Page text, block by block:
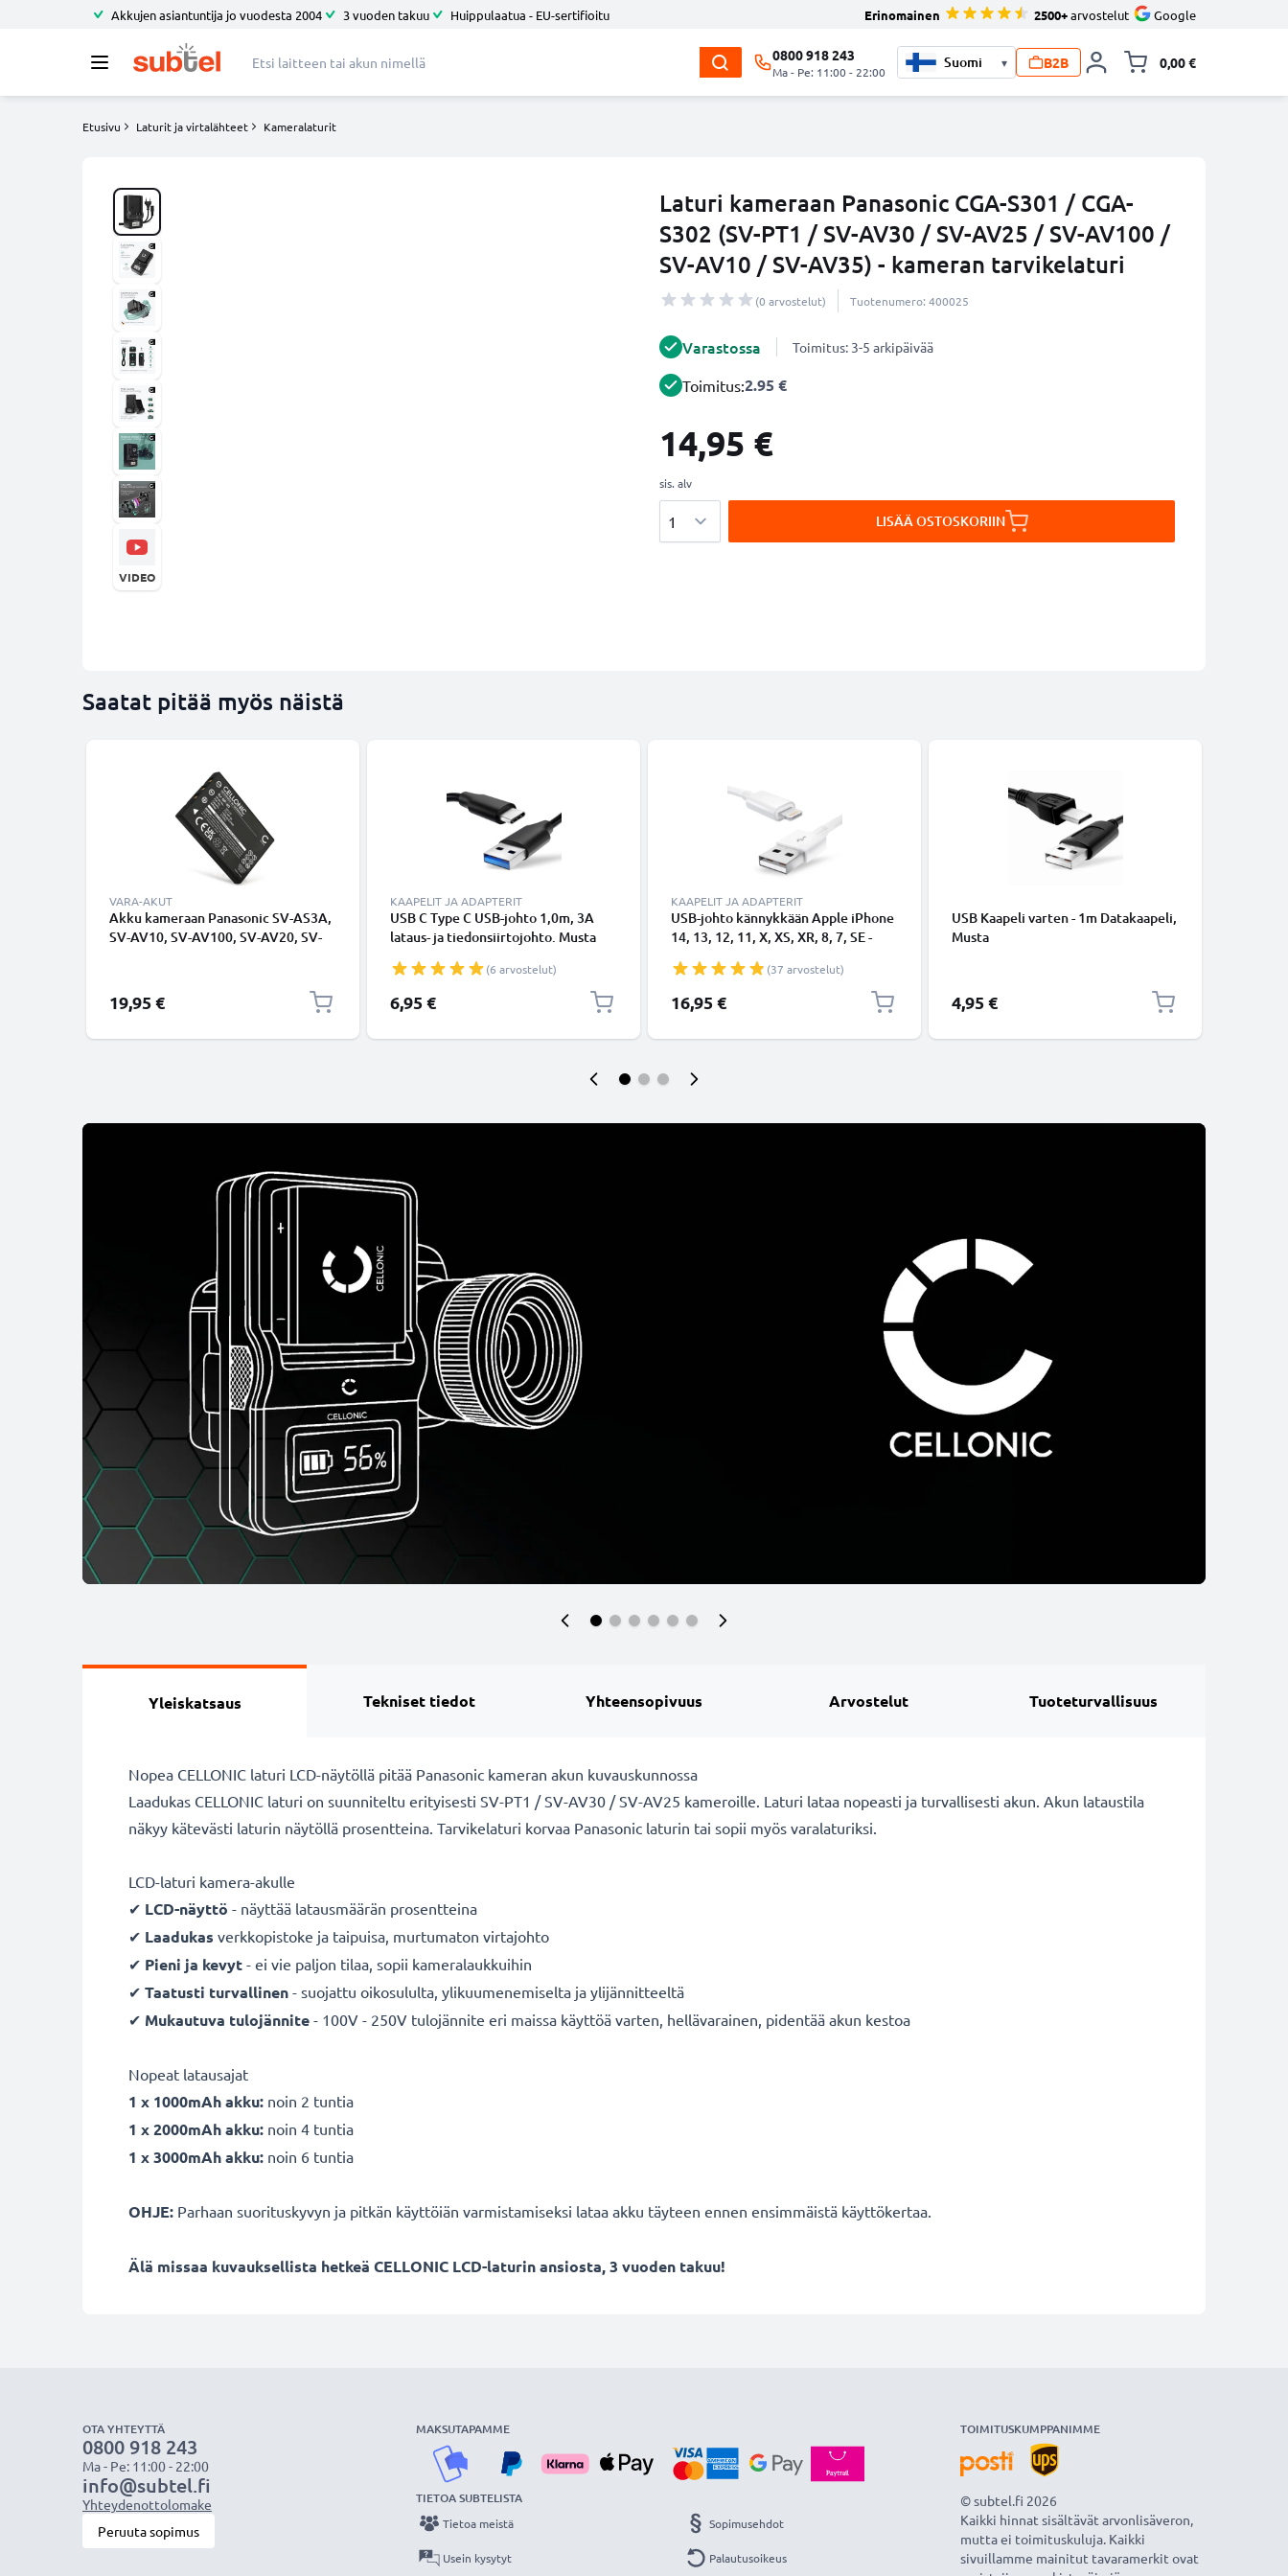
Akkujen asiantuntija jo vuodesta 2004 3 vuoden takuu Huippulaatua - EU-sertifioitu Erinomainen 2500+arvostelut Google
0800 918 243
Ma - Pe: 11:00 - 22:00
▾ B2B 0,00 €
Etusivu Laturit ja virtalähteet Kameralaturit
Laturi kameraan Panasonic CGA-S301 / CGA-
S302 (SV-PT1 / SV-AV30 / SV-AV25 / SV-AV100 /
SV-AV10 / SV-AV35) - kameran tarvikelaturi
(0 arvostelut) Tuotenumero: 400025
VIDEO
Varastossa Toimitus: 3-5 arkipäivää
Toimitus:2.95 €
14,95 €
sis. alv
LISÄÄ OSTOSKORIIN
Saatat pitää myös näistä
VARA-AKUT
Akku kameraan Panasonic SV-AS3A,
SV-AV10, SV-AV100, SV-AV20, SV-
tuotemerkiltä CELLONIC
19,95 €
KAAPELIT JA ADAPTERIT
USB C Type C USB-johto 1,0m, 3A
lataus- ja tiedonsiirtojohto. Musta
USB-kaapeli
(6 arvostelut)
6,95 €
KAAPELIT JA ADAPTERIT
USB-johto kännykkään Apple iPhone
14, 13, 12, 11, X, XS, XR, 8, 7, SE -
Valkoinen datakaapeli(37 arvostelut)
16,95 €
USB Kaapeli varten - 1m Datakaapeli,
Musta
4,95 €
Yleiskatsaus Tekniset tiedot Yhteensopivuus Arvostelut Tuoteturvallisuus
Nopea CELLONIC laturi LCD-näytöllä pitää Panasonic kameran akun kuvauskunnossa
Laadukas CELLONIC laturi on suunniteltu erityisesti SV-PT1 / SV-AV30 / SV-AV25 kameroille. Laturi lataa nopeasti ja turvallisesti akun. Akun lataustila
näkyy kätevästi laturin näytöllä prosentteina. Tarvikelaturi korvaa Panasonic laturin tai sopii myös varalaturiksi.
LCD-laturi kamera-akulle
✔ LCD-näyttö - näyttää latausmäärän prosentteina
✔ Laadukas verkkopistoke ja taipuisa, murtumaton virtajohto
✔ Pieni ja kevyt - ei vie paljon tilaa, sopii kameralaukkuihin
✔ Taatusti turvallinen - suojattu oikosululta, ylikuumenemiselta ja ylijännitteeltä
✔ Mukautuva tulojännite - 100V - 250V tulojännite eri maissa käyttöä varten, hellävarainen, pidentää akun kestoa
Nopeat latausajat
1 x 1000mAh akku: noin 2 tuntia
1 x 2000mAh akku: noin 4 tuntia
1 x 3000mAh akku: noin 6 tuntia
OHJE: Parhaan suorituskyvyn ja pitkän käyttöiän varmistamiseksi lataa akku täyteen ennen ensimmäistä käyttökertaa.
Älä missaa kuvauksellista hetkeä CELLONIC LCD-laturin ansiosta, 3 vuoden takuu!
OTA YHTEYTTÄ
0800 918 243
Ma - Pe: 11:00 - 22:00
info@subtel.fi
Yhteydenottolomake
Peruuta sopimus
MAKSUTAPAMME
TIETOA SUBTELISTA
Tietoa meistä
Usein kysytyt
Sopimusehdot
Palautusoikeus
TOIMITUSKUMPPANIMME
© subtel.fi 2026
Kaikki hinnat sisältävät arvonlisäveron,
mutta ei toimituskuluja. Kaikki
sivuillamme mainitut tavaramerkit ovat